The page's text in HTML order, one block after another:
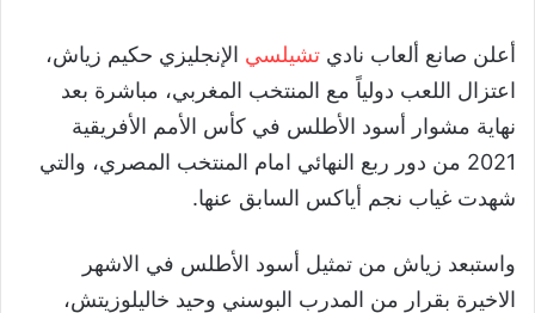
أعلن صانع ألعاب نادي تشيلسي الإنجليزي حكيم زياش،
اعتزال اللعب دولياً مع المنتخب المغربي، مباشرة بعد
نهاية مشوار أسود الأطلس في كأس الأمم الأفريقية
2021 من دور ربع النهائي امام المنتخب المصري، والتي
شهدت غياب نجم أياكس السابق عنها.
واستبعد زياش من تمثيل أسود الأطلس في الاشهر
الاخيرة بقرار من المدرب البوسني وحيد خاليلوزيتش،